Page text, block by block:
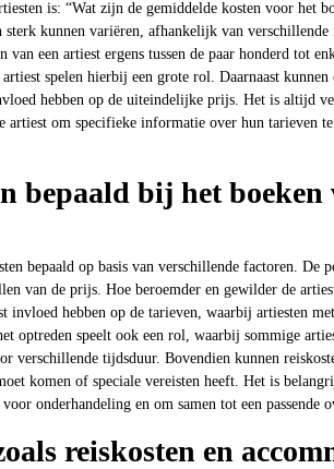
is: “Wat zijn de gemiddelde kosten voor het
kunnen variëren, afhankelijk van verschillende
een artiest ergens tussen de paar honderd tot
spelen hierbij een grote rol. Daarnaast
hebben op de uiteindelijke prijs. Het is altijd
artiest om specifieke informatie over hun tarieven
bepaald bij het boeken
bepaald op basis van verschillende factoren. De
van de prijs. Hoe beroemder en gewilder de
invloed hebben op de tarieven, waarbij artiesten
optreden speelt ook een rol, waarbij sommige
verschillende tijdsduur. Bovendien kunnen
komen of speciale vereisten heeft. Het is
onderhandeling en om samen tot een passende
reiskosten en